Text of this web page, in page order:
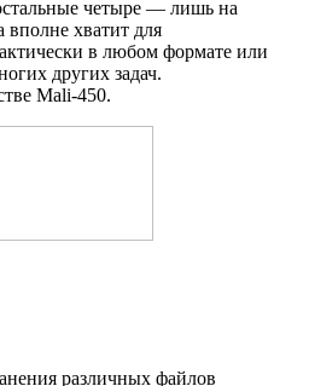
четыре — лишь на
вполне хватит для
в любом формате или
других задач.
Mali-450.
различных файлов